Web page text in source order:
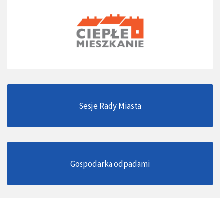
Sesje Rady Miasta
Gospodarka odpadami